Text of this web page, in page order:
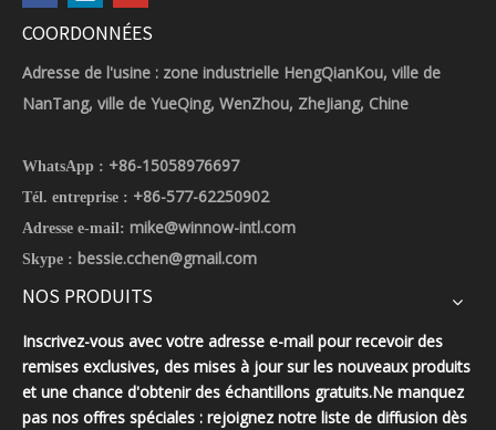
COORDONNÉES
Adresse de l'usine : zone industrielle HengQianKou, ville de
NanTang, ville de YueQing, WenZhou, ZheJiang, Chine
WhatsApp : +86-15058976697
Tél. entreprise : +86-577-62250902
Adresse e-mail: mike@winnow-intl.com
Skype : bessie.cchen@gmail.com
NOS PRODUITS
Inscrivez-vous avec votre adresse e-mail pour recevoir des
remises exclusives, des mises à jour sur les nouveaux produits
et une chance d'obtenir des échantillons gratuits.Ne manquez
pas nos offres spéciales : rejoignez notre liste de diffusion dès